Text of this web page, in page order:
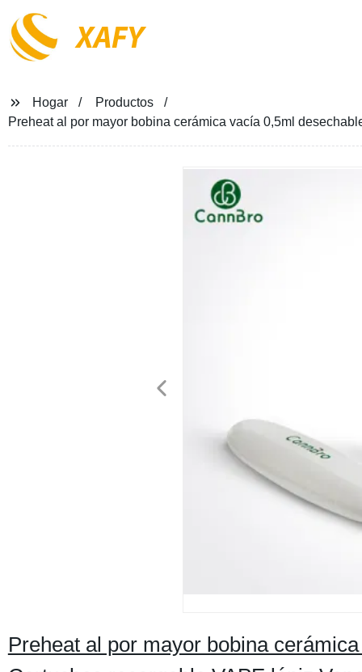
XAFY
Hogar
Productos
Preheat al por mayor bobina cerámica vacía 0,5ml
Preheat al por mayor bobina